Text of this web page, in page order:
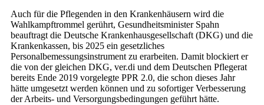
Auch für die Pflegenden in den Krankenhäusern wird die
Wahlkampftrommel gerührt, Gesundheitsminister Spahn
beauftragt die Deutsche Krankenhausgesellschaft (DKG) und die
Krankenkassen, bis 2025 ein gesetzliches
Personalbemessungsinstrument zu erarbeiten. Damit blockiert er
die von der gleichen DKG, ver.di und dem Deutschen Pflegerat
bereits Ende 2019 vorgelegte PPR 2.0, die schon dieses Jahr
hätte umgesetzt werden können und zu sofortiger Verbesserung
der Arbeits- und Versorgungsbedingungen geführt hätte.